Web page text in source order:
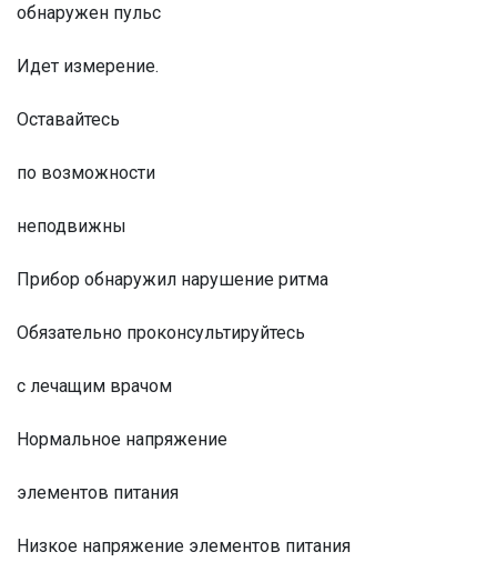
обнаружен пульс
Идет измерение.
Оставайтесь
по возможности
неподвижны
Прибор обнаружил нарушение ритма
Обязательно проконсультируйтесь
с лечащим врачом
Нормальное напряжение
элементов питания
Низкое напряжение элементов питания